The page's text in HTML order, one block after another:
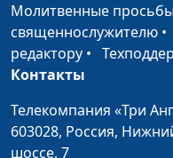
любви
Проклятие зависти
Божья любовь?
Дух Святой, дающий
жизнь
Молитвенные просьбы
священнослужителю •
редактору •
Контакты
Телекомпания «Три
603028, Россия,
шоссе, 7